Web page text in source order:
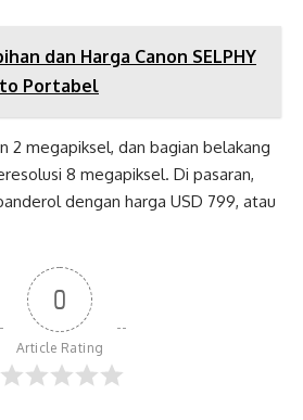
dan Harga Canon SELPHY
Portabel
2 megapiksel, dan bagian belakang
8 megapiksel. Di pasaran,
dengan harga USD 799, atau
0
Article Rating